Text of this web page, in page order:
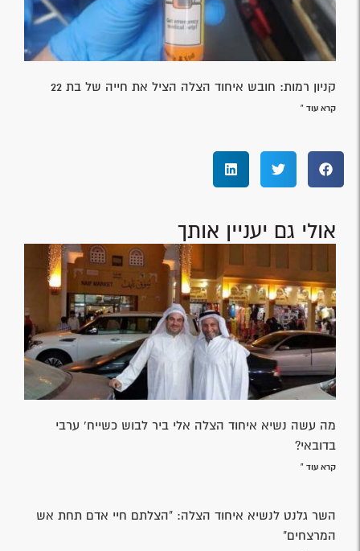
קניון רמות: חובש איחוד הצלה הציל את חייה של בת 22
קרא עוד »
אולי גם יעניין אותך
מה עשה נשיא איחוד הצלה אלי ביר לבוש כשייח' ערבי
בדובאי?
קרא עוד »
השר גלנט לנשיא איחוד הצלה: "הצלתם חיי אדם תחת אש
המרצחים"